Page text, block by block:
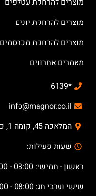
מוצרים להרחקת עטלפים
מוצרים להרחקת יונים
מוצרים להרחקת מכרסמים
מאמרים אחרונים
*6139
info@magnor.co.il
המלאכה 45, קומה 1, כניסה 2, אזו"הת פולג, נתניה
שעות פעילות:
ראשון - חמישי: 08:00 - 17:00
שישי וערבי חג: 08:00 - 14:00